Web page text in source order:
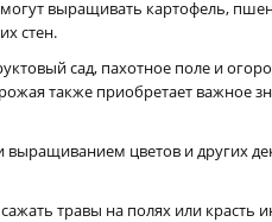
выращивать картофель,
стен.
сад, пахотное поле и
также приобретает важное
выращиванием цветов и других
травы на полях или красть